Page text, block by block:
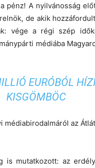
pénz! A nyilvánosság
de akik
vége a régi szép
médiába
EURÓBÓL
KISGÖMBÖC
médiabirodalmáról az
is mutatkozott: az